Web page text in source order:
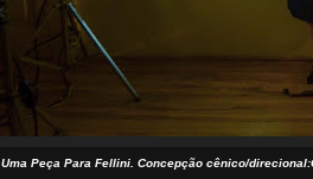
Uma Peça Para Fellini. Concepção cênico/